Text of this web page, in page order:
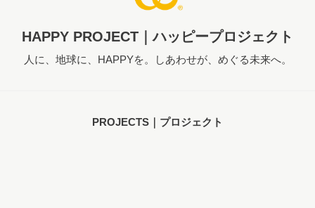
HAPPY PROJECT｜ハッピープロジェクト
人に、地球に、HAPPYを。しあわせが、めぐる未来へ。
PROJECTS｜プロジェクト